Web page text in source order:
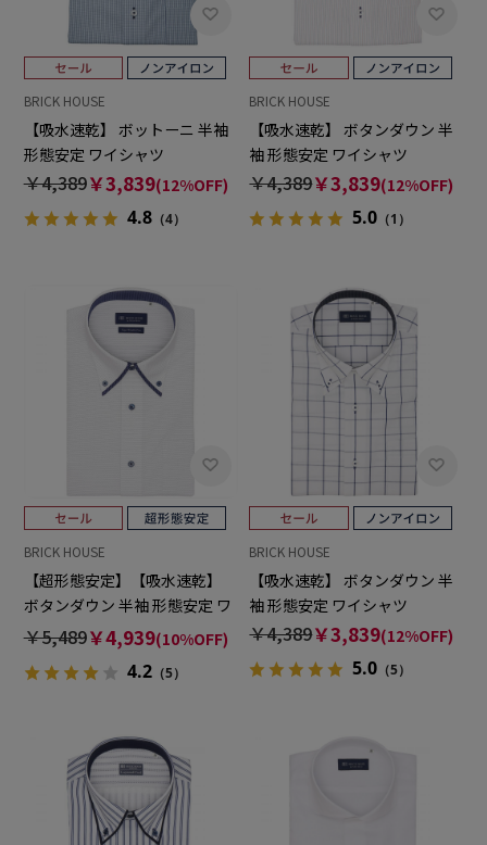
BRICK HOUSE
【吸水速乾】 ボットーニ 半袖
形態安定 ワイシャツ
￥4,389￥3,839(12%OFF)
4.8（4）
BRICK HOUSE
【吸水速乾】 ボタンダウン 半
袖 形態安定 ワイシャツ
￥4,389￥3,839(12%OFF)
5.0 （1）
BRICK HOUSE
【超形態安定】【吸水速乾】
ボタンダウン 半袖 形態安定 ワ
イシャツ
￥5,489￥4,939(10%OFF)
4.2（5）
BRICK HOUSE
【吸水速乾】 ボタンダウン 半
袖 形態安定 ワイシャツ
￥4,389￥3,839(12%OFF)
5.0 （5）